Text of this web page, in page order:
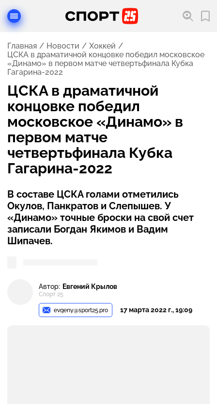
Главная Новости
Хоккей
ЦСКА в драматичной концовке победил московское
«Динамо» в первом матче четвертьфинала Кубка
Гагарина-2022
ЦСКА в драматичной
концовке победил
московское «Динамо» в
первом матче
четвертьфинала Кубка
Гагарина-2022
В составе ЦСКА голами отметились
Окулов, Панкратов и Слепышев. У
«Динамо» точные броски на свой счет
записали Богдан Якимов и Вадим
Шипачев.
Автор: Евгений Крылов
Спорт 25
evgeny@sport25.pro 17 марта 2022 г., 19:09